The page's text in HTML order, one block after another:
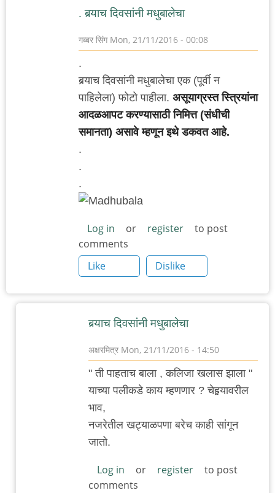
. बर्‍याच दिवसांनी मधुबालेचा
गब्बर सिंगMon, 21/11/2016 - 00:08
.
बर्‍याच दिवसांनी मधुबालेचा एक (पूर्वी न
पाहिलेला) फोटो पाहीला. असूयाग्रस्त स्त्रियांना
आदळआपट करण्यासाठी निमित्त (संधीची
समानता) असावे म्हणून इथे डकवत आहे.
.
.
.
Log in or register
to post
comments
Like
Dislike
बर्‍याच दिवसांनी मधुबालेचा
अक्षरमित्र Mon, 21/11/2016 - 14:50
In
बर्‍याच
मधुबालेचा
by
" ती पाहताच बाला , कलिजा खलास झाला "
याच्या पलीकडे काय म्हणणार ? चेहर्‍यावरील
भाव,
नजरेतील खट्याळपणा बरेच काही सांगून
जातो.
Log in or register
to post
comments